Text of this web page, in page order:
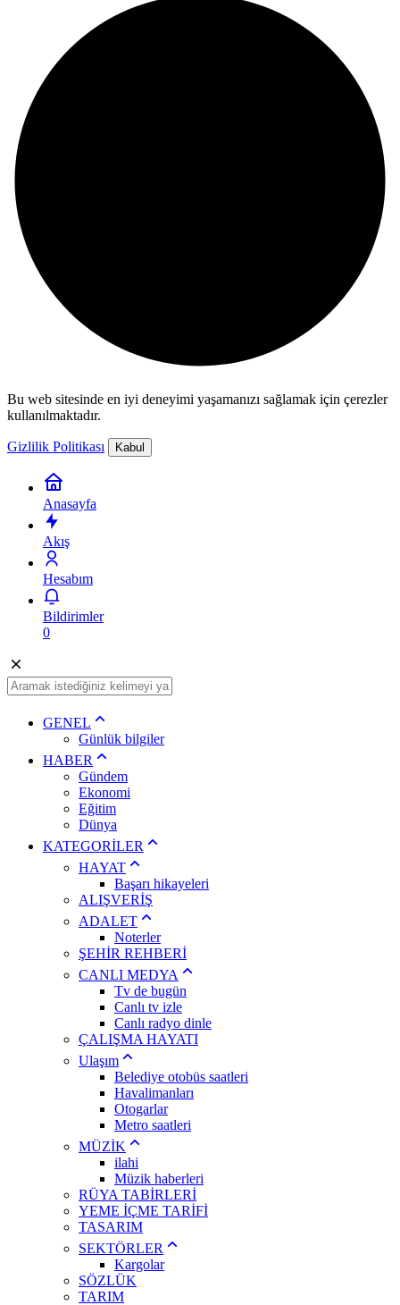
Bu web sitesinde en iyi deneyimi yaşamanızı sağlamak için çerezler
kullanılmaktadır.
Gizlilik Politikası Kabul
Anasayfa
Akış
Hesabım
Bildirimler
0
GENEL
Günlük bilgiler
HABER
Gündem
Ekonomi
Eğitim
Dünya
KATEGORİLER
HAYAT
Başarı hikayeleri
ALIŞVERİŞ
ADALET
Noterler
ŞEHİR REHBERİ
CANLI MEDYA
Tv de bugün
Canlı tv izle
Canlı radyo dinle
ÇALIŞMA HAYATI
Ulaşım
Belediye otobüs saatleri
Havalimanları
Otogarlar
Metro saatleri
MÜZİK
ilahi
Müzik haberleri
RÜYA TABİRLERİ
YEME İÇME TARİFİ
TASARIM
SEKTÖRLER
Kargolar
SÖZLÜK
TARIM